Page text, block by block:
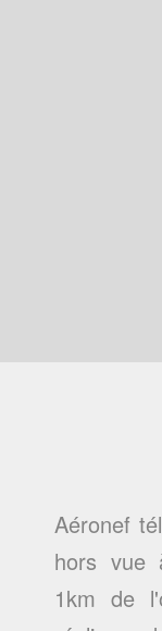
Aéronef
hors vue
1km de